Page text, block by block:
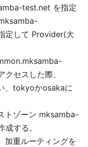
test.net を指定
定して Provider(大
セスした際、
、tokyoかosakaに
トゾーン mksamba-
する。
加重ルーティングを